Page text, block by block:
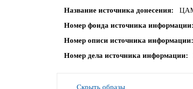
Название источника донесения
Номер фонда источника информации
Номер описи источника информации
Номер дела источника информации
Скрыть образы